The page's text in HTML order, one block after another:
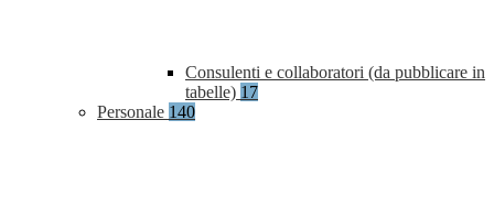
Consulenti e collaboratori (da pubblicare in
tabelle) 17
Personale 140